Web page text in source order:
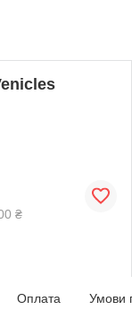
₴
Оплата Умови